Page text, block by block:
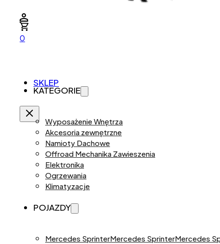
0
SKLEP
KATEGORIE
Wyposażenie Wnętrza
Akcesoria zewnętrzne
Namioty Dachowe
Offroad Mechanika Zawieszenia
Elektronika
Ogrzewania
Klimatyzacje
POJAZDY
Mercedes SprinterMercedes SprinterMercedes